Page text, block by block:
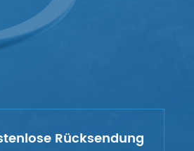
Rücksendung